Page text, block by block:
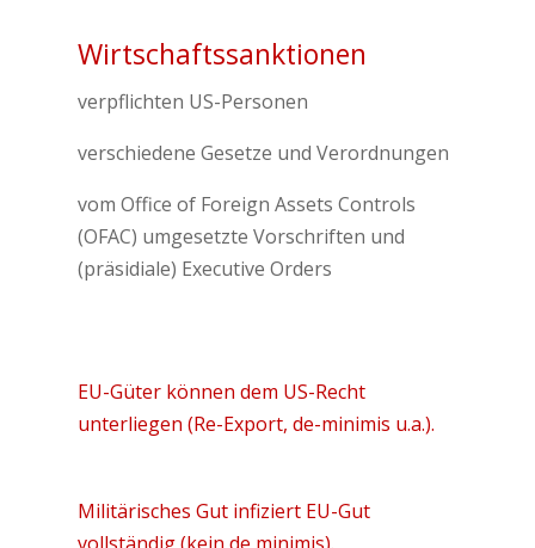
Wirtschaftssanktionen
verpflichten US-Personen
verschiedene Gesetze und Verordnungen
vom Office of Foreign Assets Controls
(OFAC) umgesetzte Vorschriften und
(präsidiale) Executive Orders
EU-Güter können dem US-Recht
unterliegen (Re-Export, de-minimis u.a.).
Militärisches Gut infiziert EU-Gut